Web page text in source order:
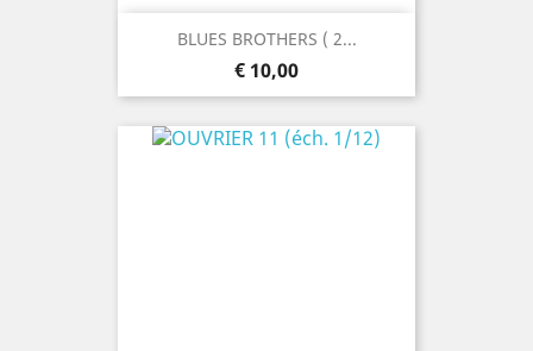
BLUES BROTHERS ( 2...
Prijs
€ 10,00